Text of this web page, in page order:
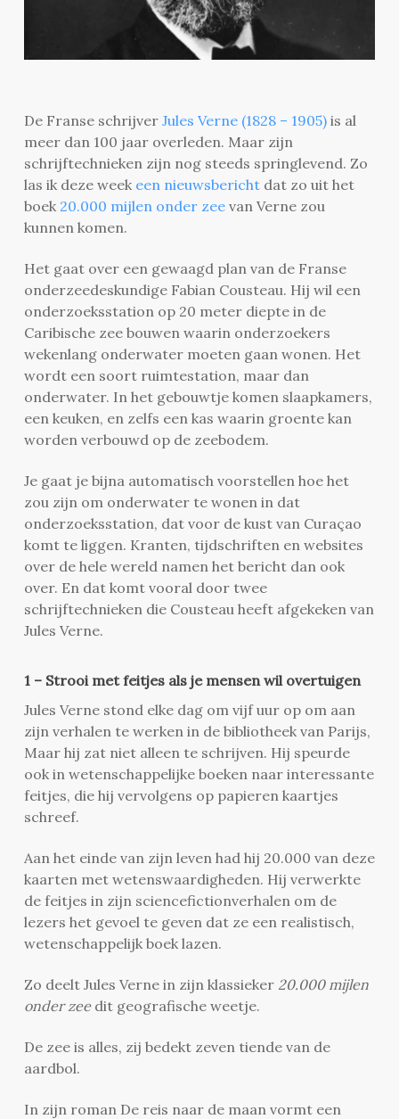
De Franse schrijver Jules Verne (1828 – 1905)is al
meer dan 100 jaar overleden. Maar zijn
schrijftechnieken zijn nog steeds springlevend. Zo
las ik deze week een nieuwsberichtdat zo uit het
boek 20.000 mijlen onder zeevan Verne zou
kunnen komen.
Het gaat over een gewaagd plan van de Franse
onderzeedeskundige Fabian Cousteau. Hij wil een
onderzoeksstation op 20 meter diepte in de
Caribische zee bouwen waarin onderzoekers
wekenlang onderwater moeten gaan wonen. Het
wordt een soort ruimtestation, maar dan
onderwater. In het gebouwtje komen slaapkamers,
een keuken, en zelfs een kas waarin groente kan
worden verbouwd op de zeebodem.
Je gaat je bijna automatisch voorstellen hoe het
zou zijn om onderwater te wonen in dat
onderzoeksstation, dat voor de kust van Curaçao
komt te liggen. Kranten, tijdschriften en websites
over de hele wereld namen het bericht dan ook
over. En dat komt vooral door twee
schrijftechnieken die Cousteau heeft afgekeken van
Jules Verne.
1 – Strooi met feitjes als je mensen wil overtuigen
Jules Verne stond elke dag om vijf uur op om aan
zijn verhalen te werken in de bibliotheek van Parijs,
Maar hij zat niet alleen te schrijven. Hij speurde
ook in wetenschappelijke boeken naar interessante
feitjes, die hij vervolgens op papieren kaartjes
schreef.
Aan het einde van zijn leven had hij 20.000 van deze
kaarten met wetenswaardigheden. Hij verwerkte
de feitjes in zijn sciencefictionverhalen om de
lezers het gevoel te geven dat ze een realistisch,
wetenschappelijk boek lazen.
Zo deelt Jules Verne in zijn klassieker 20.000 mijlen
onder zee dit geografische weetje.
De zee is alles, zij bedekt zeven tiende van de
aardbol.
In zijn roman De reis naar de maan vormt een